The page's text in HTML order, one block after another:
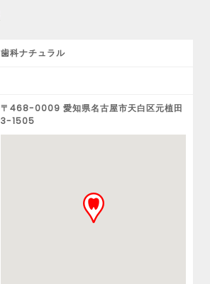
歯科ナチュラル
〒468-0009 愛知県名古屋市天白区元植田
3-1505